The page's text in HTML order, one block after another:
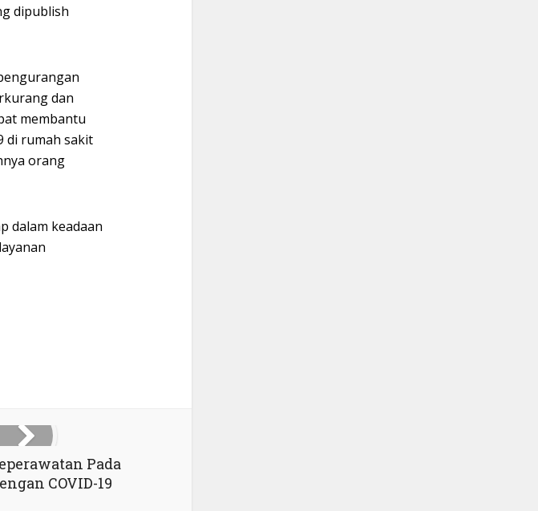
dipublish
dan
membantu
di rumah sakit
orang
dalam keadaan
Pada
COVID-19